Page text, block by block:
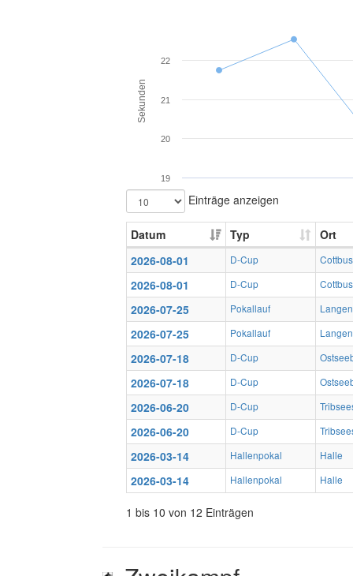
Sekunden
19
20
21
22
Einträge anzeigen
Datum Typ
Ort
2026-08-01
D-Cup Cottbus
2026-08-01 D-Cup Cottbus
2026-07-25 Pokallauf
2026-07-25 Pokallauf
2026-07-18 D-Cup
2026-07-18 D-Cup
2026-06-20 D-Cup
2026-06-20 D-Cup
2026-03-14 Hallenpokal Halle
2026-03-14 Hallenpokal Halle
1 bis 10 von 12 Einträgen